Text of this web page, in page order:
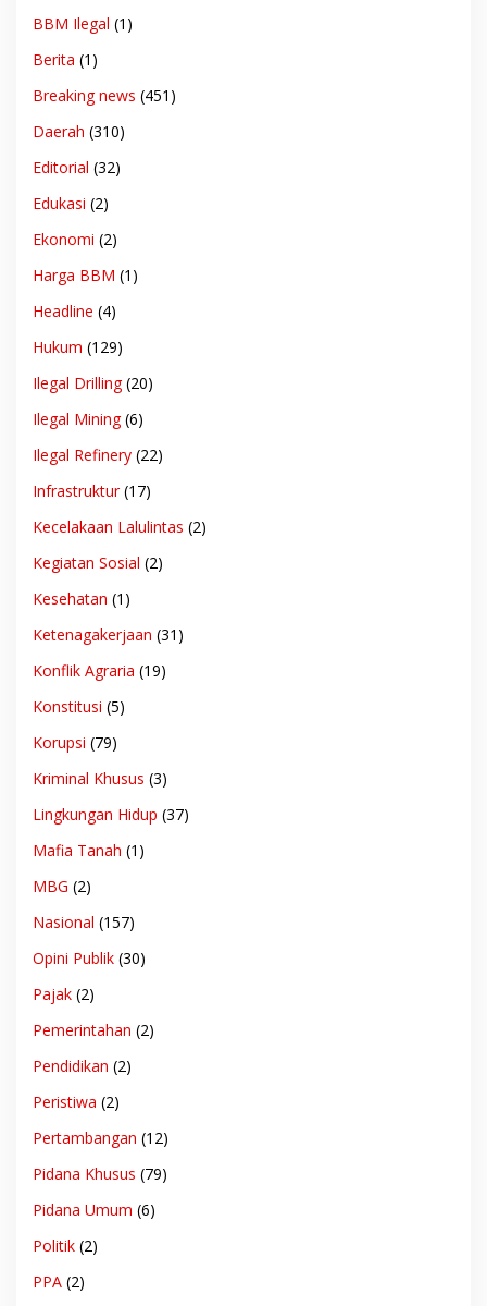
BBM Ilegal (1)
Berita (1)
Breaking news (451)
Daerah (310)
Editorial (32)
Edukasi (2)
Ekonomi (2)
Harga BBM (1)
Headline (4)
Hukum (129)
Ilegal Drilling(20)
Ilegal Mining(6)
Ilegal Refinery (22)
Infrastruktur(17)
Kecelakaan Lalulintas (2)
Kegiatan Sosial (2)
Kesehatan (1)
Ketenagakerjaan (31)
Konflik Agraria (19)
Konstitusi (5)
Korupsi (79)
Kriminal Khusus (3)
Lingkungan Hidup (37)
Mafia Tanah (1)
MBG (2)
Nasional (157)
Opini Publik (30)
Pajak (2)
Pemerintahan (2)
Pendidikan (2)
Peristiwa (2)
Pertambangan (12)
Pidana Khusus (79)
Pidana Umum (6)
Politik (2)
PPA (2)